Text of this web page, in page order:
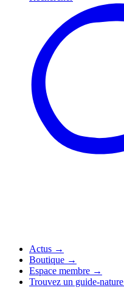
Actus →
Boutique →
Espace membre →
Trouvez un guide-nature